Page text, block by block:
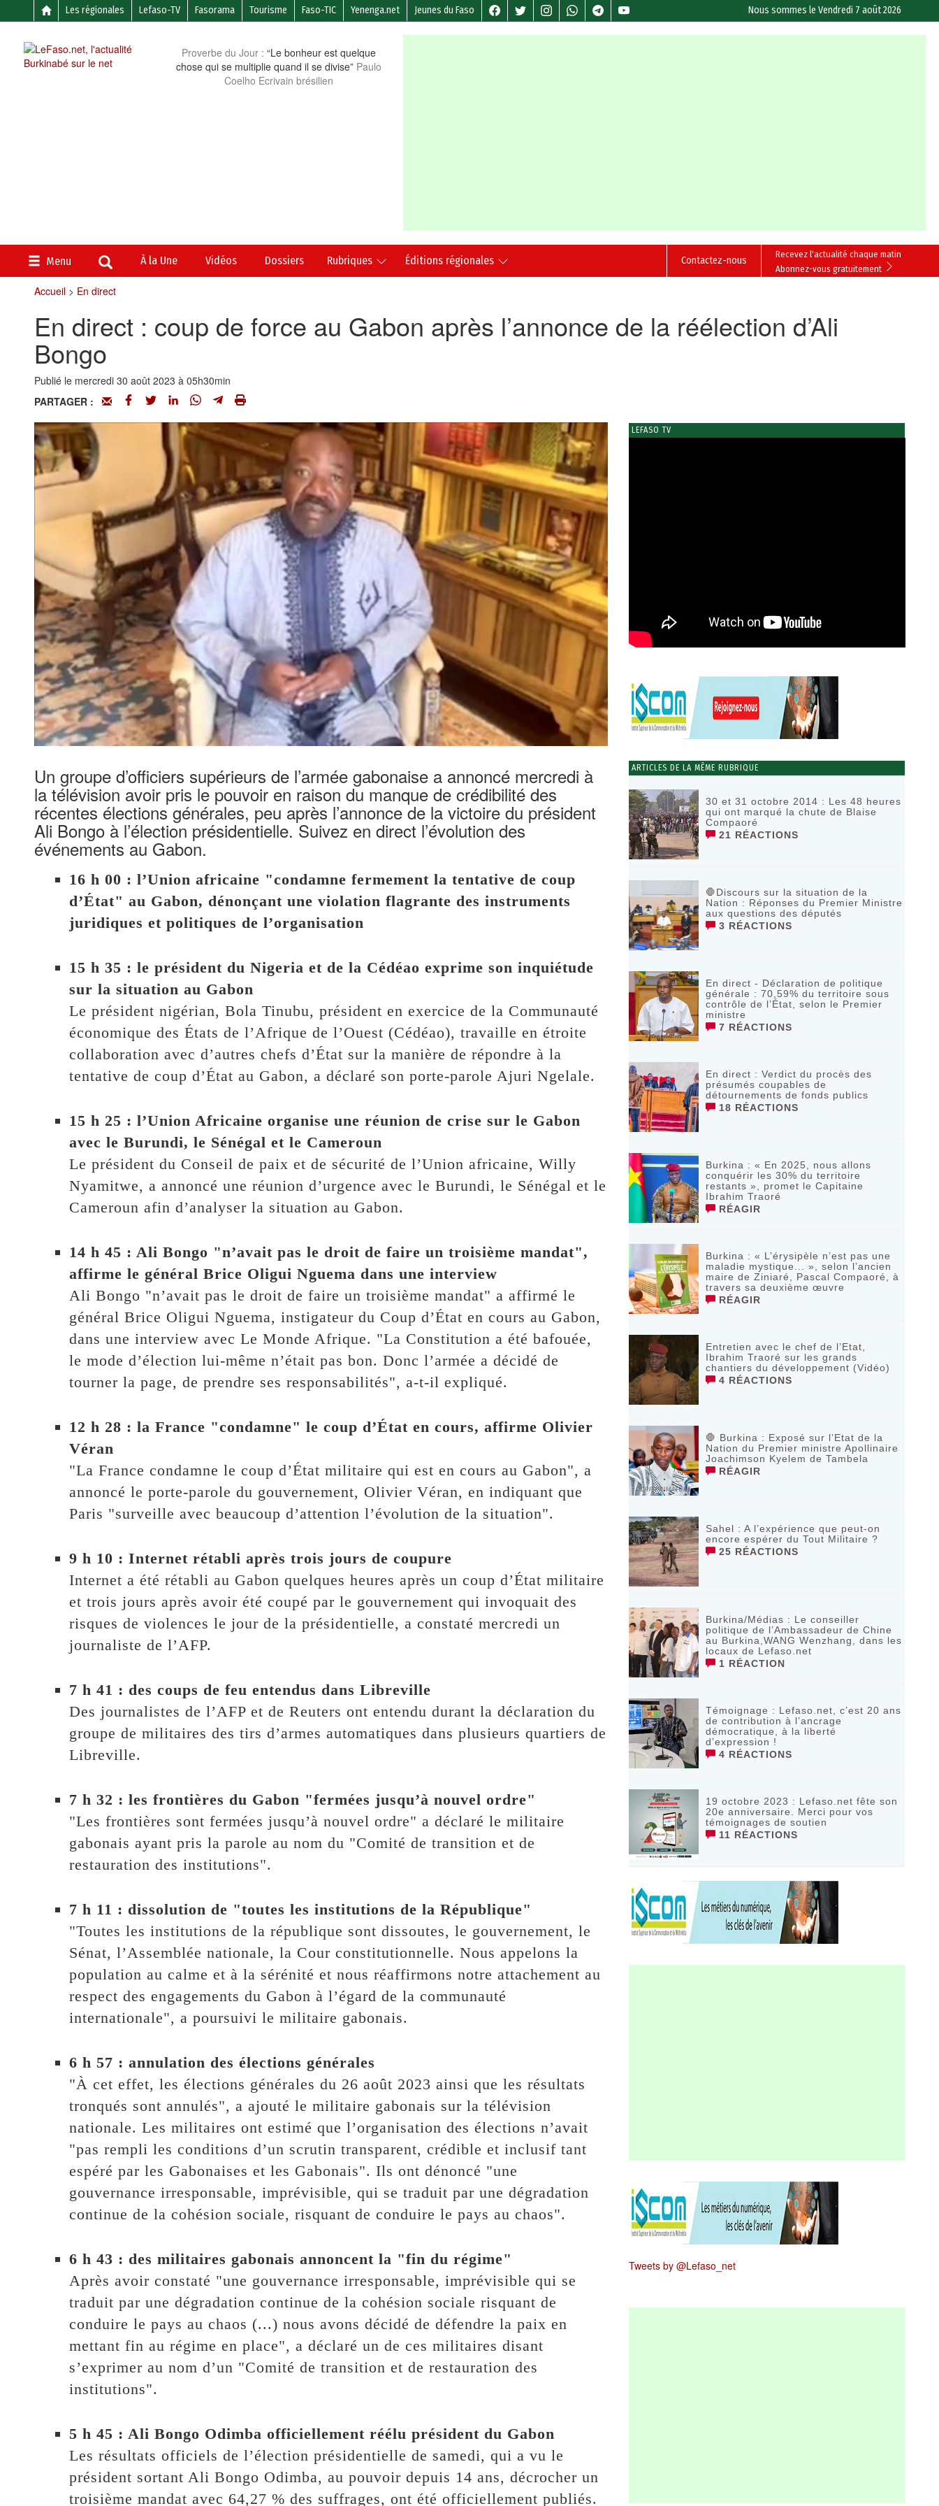
Les régionales Lefaso-TV Fasorama Tourisme Faso-TIC Yenenga.net Jeunes du Faso Nous sommes leVendredi 7 août 2026
Proverbe du Jour : “Le bonheur est quelque
chose qui se multiplie quand il se divise” Paulo
Coelho Ecrivain brésilien
Menu À la Une Vidéos Dossiers Rubriques Éditions régionales
Recevez l'actualité chaque matin
Abonnez-vous gratuitement
Contactez-nous
Accueil> En direct
En direct : coup de force au Gabon après l’annonce de la réélection d’Ali
Bongo
Publié le mercredi 30 août 2023 à 05h30min
PARTAGER :
Un groupe d’officiers supérieurs de l’armée gabonaise a annoncé mercredi à
la télévision avoir pris le pouvoir en raison du manque de crédibilité des
récentes élections générales, peu après l’annonce de la victoire du président
Ali Bongo à l’élection présidentielle. Suivez en direct l’évolution des
événements au Gabon.
16 h 00 : l’Union africaine "condamne fermement la tentative de coup
d’État" au Gabon, dénonçant une violation flagrante des instruments
juridiques et politiques de l’organisation
15 h 35 : le président du Nigeria et de la Cédéao exprime son inquiétude
sur la situation au Gabon
Le président nigérian, Bola Tinubu, président en exercice de la Communauté
économique des États de l’Afrique de l’Ouest (Cédéao), travaille en étroite
collaboration avec d’autres chefs d’État sur la manière de répondre à la
tentative de coup d’État au Gabon, a déclaré son porte-parole Ajuri Ngelale.
15 h 25 : l’Union Africaine organise une réunion de crise sur le Gabon
avec le Burundi, le Sénégal et le Cameroun
Le président du Conseil de paix et de sécurité de l’Union africaine, Willy
Nyamitwe, a annoncé une réunion d’urgence avec le Burundi, le Sénégal et le
Cameroun afin d’analyser la situation au Gabon.
14 h 45 : Ali Bongo "n’avait pas le droit de faire un troisième mandat",
affirme le général Brice Oligui Nguema dans une interview
Ali Bongo "n’avait pas le droit de faire un troisième mandat" a affirmé le
général Brice Oligui Nguema, instigateur du Coup d’État en cours au Gabon,
dans une interview avec Le Monde Afrique. "La Constitution a été bafouée,
le mode d’élection lui-même n’était pas bon. Donc l’armée a décidé de
tourner la page, de prendre ses responsabilités", a-t-il expliqué.
12 h 28 : la France "condamne" le coup d’État en cours, affirme Olivier
Véran
"La France condamne le coup d’État militaire qui est en cours au Gabon", a
annoncé le porte-parole du gouvernement, Olivier Véran, en indiquant que
Paris "surveille avec beaucoup d’attention l’évolution de la situation".
9 h 10 : Internet rétabli après trois jours de coupure
Internet a été rétabli au Gabon quelques heures après un coup d’État militaire
et trois jours après avoir été coupé par le gouvernement qui invoquait des
risques de violences le jour de la présidentielle, a constaté mercredi un
journaliste de l’AFP.
7 h 41 : des coups de feu entendus dans Libreville
Des journalistes de l’AFP et de Reuters ont entendu durant la déclaration du
groupe de militaires des tirs d’armes automatiques dans plusieurs quartiers de
Libreville.
7 h 32 : les frontières du Gabon "fermées jusqu’à nouvel ordre"
"Les frontières sont fermées jusqu’à nouvel ordre" a déclaré le militaire
gabonais ayant pris la parole au nom du "Comité de transition et de
restauration des institutions".
7 h 11 : dissolution de "toutes les institutions de la République"
"Toutes les institutions de la république sont dissoutes, le gouvernement, le
Sénat, l’Assemblée nationale, la Cour constitutionnelle. Nous appelons la
population au calme et à la sérénité et nous réaffirmons notre attachement au
respect des engagements du Gabon à l’égard de la communauté
internationale", a poursuivi le militaire gabonais.
6 h 57 : annulation des élections générales
"À cet effet, les élections générales du 26 août 2023 ainsi que les résultats
tronqués sont annulés", a ajouté le militaire gabonais sur la télévision
nationale. Les militaires ont estimé que l’organisation des élections n’avait
"pas rempli les conditions d’un scrutin transparent, crédible et inclusif tant
espéré par les Gabonaises et les Gabonais". Ils ont dénoncé "une
gouvernance irresponsable, imprévisible, qui se traduit par une dégradation
continue de la cohésion sociale, risquant de conduire le pays au chaos".
6 h 43 : des militaires gabonais annoncent la "fin du régime"
Après avoir constaté "une gouvernance irresponsable, imprévisible qui se
traduit par une dégradation continue de la cohésion sociale risquant de
conduire le pays au chaos (...) nous avons décidé de défendre la paix en
mettant fin au régime en place", a déclaré un de ces militaires disant
s’exprimer au nom d’un "Comité de transition et de restauration des
institutions".
5 h 45 : Ali Bongo Odimba officiellement réélu président du Gabon
Les résultats officiels de l’élection présidentielle de samedi, qui a vu le
président sortant Ali Bongo Odimba, au pouvoir depuis 14 ans, décrocher un
troisième mandat avec 64,27 % des suffrages, ont été officiellement publiés.
LEFASO TV
ARTICLES DE LA MÊME RUBRIQUE
30 et 31 octobre 2014 : Les 48 heures
qui ont marqué la chute de Blaise
Compaoré
21 RÉACTIONS
🛑Discours sur la situation de la
Nation : Réponses du Premier Ministre
aux questions des députés
3 RÉACTIONS
En direct - Déclaration de politique
générale : 70,59% du territoire sous
contrôle de l’État, selon le Premier
ministre
7 RÉACTIONS
En direct : Verdict du procès des
présumés coupables de
détournements de fonds publics
18 RÉACTIONS
Burkina : « En 2025, nous allons
conquérir les 30% du territoire
restants », promet le Capitaine
Ibrahim Traoré
RÉAGIR
Burkina : « L’érysipèle n’est pas une
maladie mystique... », selon l’ancien
maire de Ziniaré, Pascal Compaoré, à
travers sa deuxième œuvre
RÉAGIR
Entretien avec le chef de l’Etat,
Ibrahim Traoré sur les grands
chantiers du développement (Vidéo)
4 RÉACTIONS
🛑 Burkina : Exposé sur l’Etat de la
Nation du Premier ministre Apollinaire
Joachimson Kyelem de Tambela
RÉAGIR
Sahel : A l’expérience que peut-on
encore espérer du Tout Militaire ?
25 RÉACTIONS
Burkina/Médias : Le conseiller
politique de l’Ambassadeur de Chine
au Burkina,WANG Wenzhang, dans les
locaux de Lefaso.net
1 RÉACTION
Témoignage : Lefaso.net, c’est 20 ans
de contribution à l’ancrage
démocratique, à la liberté
d’expression !
4 RÉACTIONS
19 octobre 2023 : Lefaso.net fête son
20e anniversaire. Merci pour vos
témoignages de soutien
11 RÉACTIONS
Tweets by @Lefaso_net